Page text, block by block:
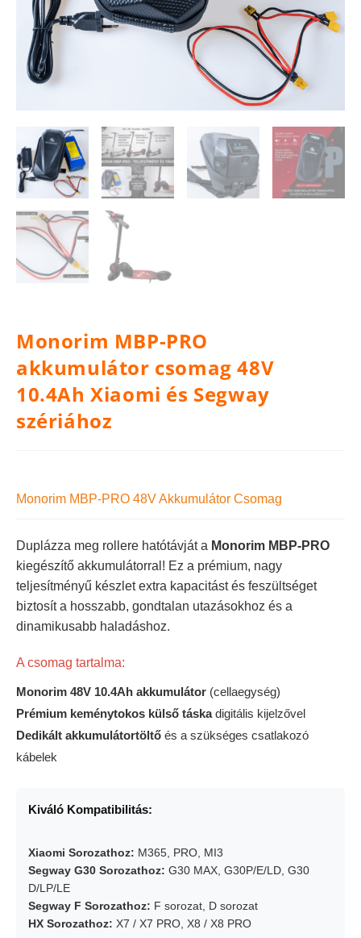
Monorim MBP-PRO
akkumulátor csomag 48V
10.4Ah Xiaomi és Segway
szériához
Monorim MBP-PRO 48V Akkumulátor Csomag
Duplázza meg rollere hatótávját a Monorim MBP-PRO
kiegészítő akkumulátorral! Ez a prémium, nagy
teljesítményű készlet extra kapacitást és feszültséget
biztosít a hosszabb, gondtalan utazásokhoz és a
dinamikusabb haladáshoz.
A csomag tartalma:
Monorim 48V 10.4Ah akkumulátor (cellaegység)
Prémium keménytokos külső táskadigitális kijelzővel
Dedikált akkumulátortöltő és a szükséges csatlakozó
kábelek
Kiváló Kompatibilitás:
Xiaomi Sorozathoz: M365, PRO, MI3
Segway G30 Sorozathoz: G30 MAX, G30P/E/LD, G30
D/LP/LE
Segway F Sorozathoz: F sorozat, D sorozat
HX Sorozathoz: X7 / X7 PRO, X8 / X8 PRO